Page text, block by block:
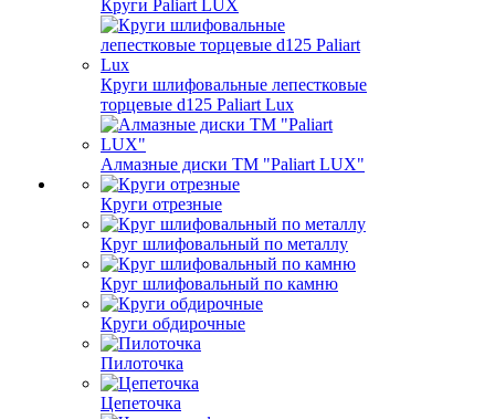
Круги Paliart LUX
Круги шлифовальные лепестковые
торцевые d125 Paliart Lux
Алмазные диски ТМ "Paliart LUX"
Круги отрезные
Круг шлифовальный по металлу
Круг шлифовальный по камню
Круги обдирочные
Пилоточка
Цепеточка